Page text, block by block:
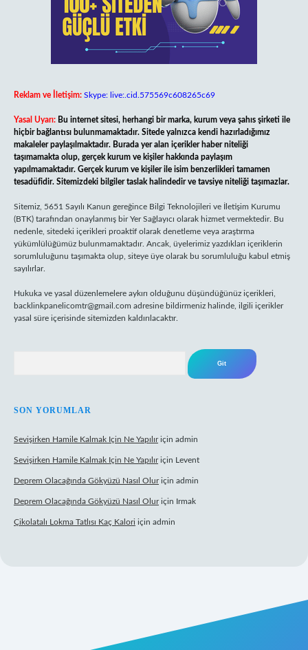
Reklam ve İletişim: Skype: live:.cid.575569c608265c69
Yasal Uyarı: Bu internet sitesi, herhangi bir marka, kurum veya şahıs şirketi ile
hiçbir bağlantısı bulunmamaktadır. Sitede yalnızca kendi hazırladığımız
makaleler paylaşılmaktadır. Burada yer alan içerikler haber niteliği
taşımamakta olup, gerçek kurum ve kişiler hakkında paylaşım
yapılmamaktadır. Gerçek kurum ve kişiler ile isim benzerlikleri tamamen
tesadüfidir. Sitemizdeki bilgiler taslak halindedir ve tavsiye niteliği taşımazlar.
Sitemiz, 5651 Sayılı Kanun gereğince Bilgi Teknolojileri ve İletişim Kurumu
(BTK) tarafından onaylanmış bir Yer Sağlayıcı olarak hizmet vermektedir. Bu
nedenle, sitedeki içerikleri proaktif olarak denetleme veya araştırma
yükümlülüğümüz bulunmamaktadır. Ancak, üyelerimiz yazdıkları içeriklerin
sorumluluğunu taşımakta olup, siteye üye olarak bu sorumluluğu kabul etmiş
sayılırlar.
Hukuka ve yasal düzenlemelere aykırı olduğunu düşündüğünüz içerikleri,
backlinkpanelicomtr@gmail.com adresine bildirmeniz halinde, ilgili içerikler
yasal süre içerisinde sitemizden kaldırılacaktır.
SON YORUMLAR
Sevişirken Hamile Kalmak Için Ne Yapılıriçin admin
Sevişirken Hamile Kalmak Için Ne Yapılıriçin Levent
Deprem Olacağında Gökyüzü Nasıl Oluriçin admin
Deprem Olacağında Gökyüzü Nasıl Oluriçin Irmak
Çikolatalı Lokma Tatlısı Kaç Kalori için admin